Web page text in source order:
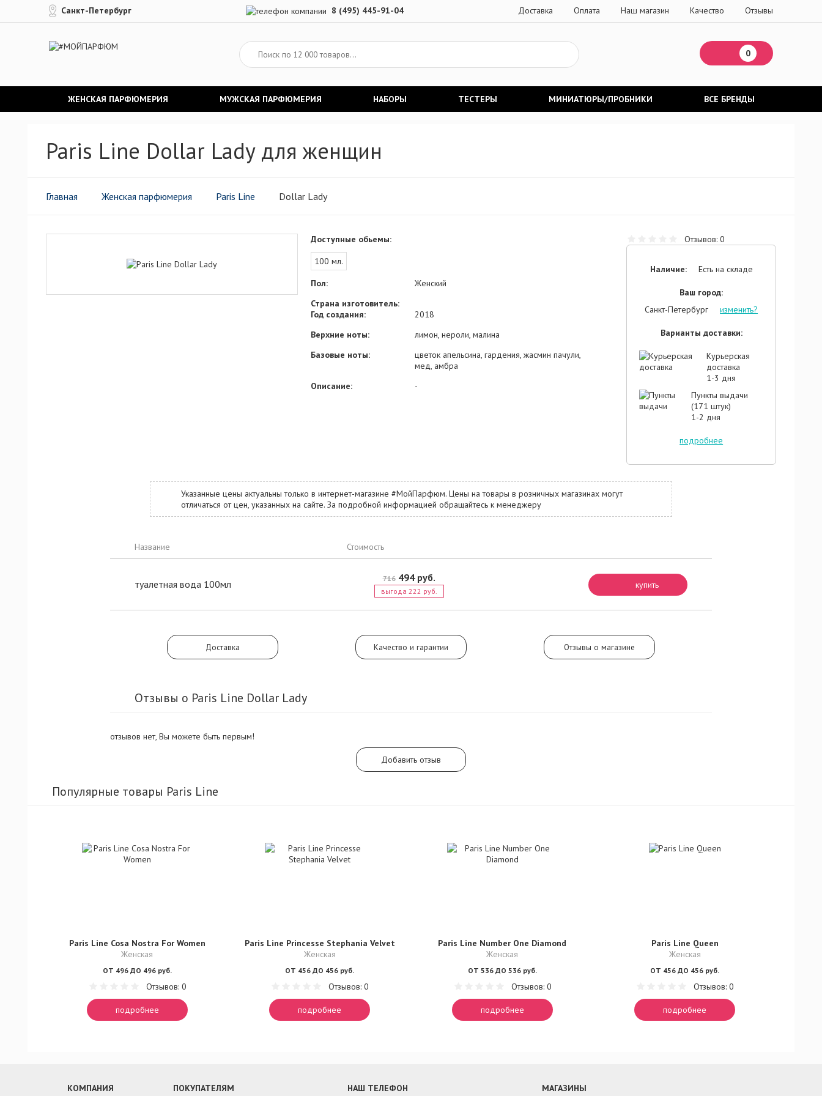
Санкт-Петербург 8 (495) 445-91-04 Доставка Оплата Наш магазин Качество Отзывы
0
ЖЕНСКАЯ ПАРФЮМЕРИЯ МУЖСКАЯ ПАРФЮМЕРИЯ НАБОРЫ ТЕСТЕРЫ МИНИАТЮРЫ/ПРОБНИКИ ВСЕ БРЕНДЫ
Paris Line Dollar Lady для женщин
Главная Женская парфюмерия Paris Line Dollar Lady
Доступные обьемы:
100 мл.
Пол:
Женский
Страна изготовитель:
Год создания:
2018
Верхние ноты:
лимон, нероли, малина
Базовые ноты:
цветок апельсина, гардения, жасмин пачули,
мед, амбра
Описание:
-
Отзывов: 0
Наличие: Есть на складе
Ваш город:
Санкт-Петербург
изменить?
Варианты доставки:
Курьерская
доставка
1-3 дня
Пункты выдачи
(171 штук)
1-2 дня
подробнее
Указанные цены актуальны только в интернет-магазине #МойПарфюм. Цены на товары в розничных магазинах могут
отличаться от цен, указанных на сайте. За подробной информацией обращайтесь к менеджеру
Название Стоимость
туалетная вода 100мл 716494 руб.
выгода 222 руб.
купить
Доставка Качество и гарантии Отзывы о магазине
Отзывы о Paris Line Dollar Lady
отзывов нет, Вы можете быть первым!
Добавить отзыв
Популярные товары Paris Line
Paris Line Cosa Nostra For Women
Женская
ОТ 496 ДО 496 руб.
Отзывов: 0
подробнее
Paris Line Princesse Stephania Velvet
Женская
ОТ 456 ДО 456 руб.
Отзывов: 0
подробнее
Paris Line Number One Diamond
Женская
ОТ 536 ДО 536 руб.
Отзывов: 0
подробнее
Paris Line Queen
Женская
ОТ 456 ДО 456 руб.
Отзывов: 0
подробнее
КОМПАНИЯ ПОКУПАТЕЛЯМ НАШ ТЕЛЕФОН МАГАЗИНЫ